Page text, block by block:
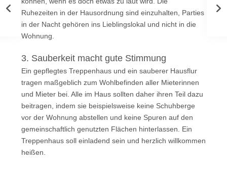
Ruhezeiten in der Hausordnung sind einzuhalten, Parties
in der Nacht gehören ins Lieblingslokal und nicht in die
Wohnung.
3. Sauberkeit macht gute Stimmung
Ein gepflegtes Treppenhaus und ein sauberer Hausflur
tragen maßgeblich zum Wohlbefinden aller Mieterinnen
und Mieter bei. Alle im Haus sollten daher ihren Teil dazu
beitragen, indem sie beispielsweise keine Schuhberge
vor der Wohnung abstellen und keine Spuren auf den
gemeinschaftlich genutzten Flächen hinterlassen. Ein
Treppenhaus soll einladend sein und herzlich willkommen
heißen.